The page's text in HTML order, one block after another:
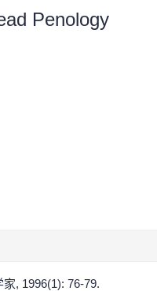
Penology
, 1996(1): 76-79.